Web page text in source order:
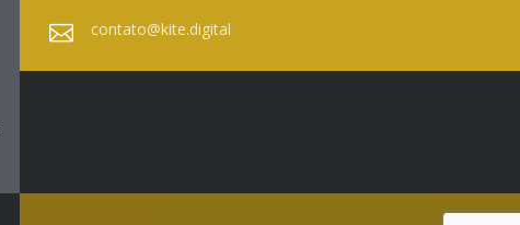
contato@kite.digital